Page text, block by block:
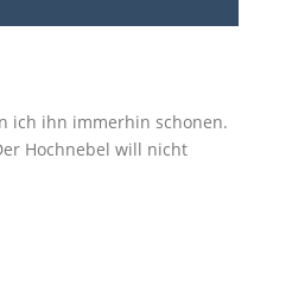
ich ihn immerhin schonen.
Hochnebel will nicht